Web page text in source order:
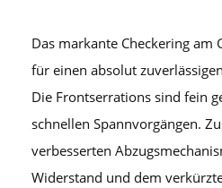
Das markante Checkering am
für einen absolut
Die Frontserrations sind fein
schnellen Spannvorgängen.
verbesserten
Widerstand und dem